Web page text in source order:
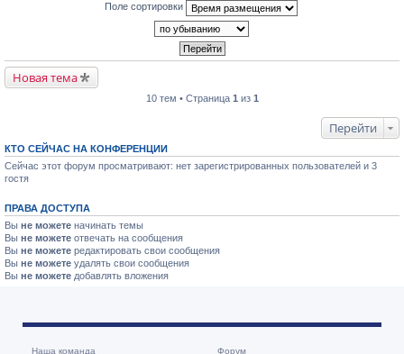
Поле сортировки
Новая тема
10 тем • Страница 1 из 1
Перейти
КТО СЕЙЧАС НА КОНФЕРЕНЦИИ
Сейчас этот форум просматривают: нет зарегистрированных пользователей и 3
гостя
ПРАВА ДОСТУПА
Вы не можете начинать темы
Вы не можете отвечать на сообщения
Вы не можете редактировать свои сообщения
Вы не можете удалять свои сообщения
Вы не можете добавлять вложения
Наша команда Форум